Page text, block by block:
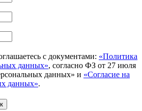
с документами: «Политика
данных», согласно ФЗ от 27 июля
данных» и «Согласие на
данных».